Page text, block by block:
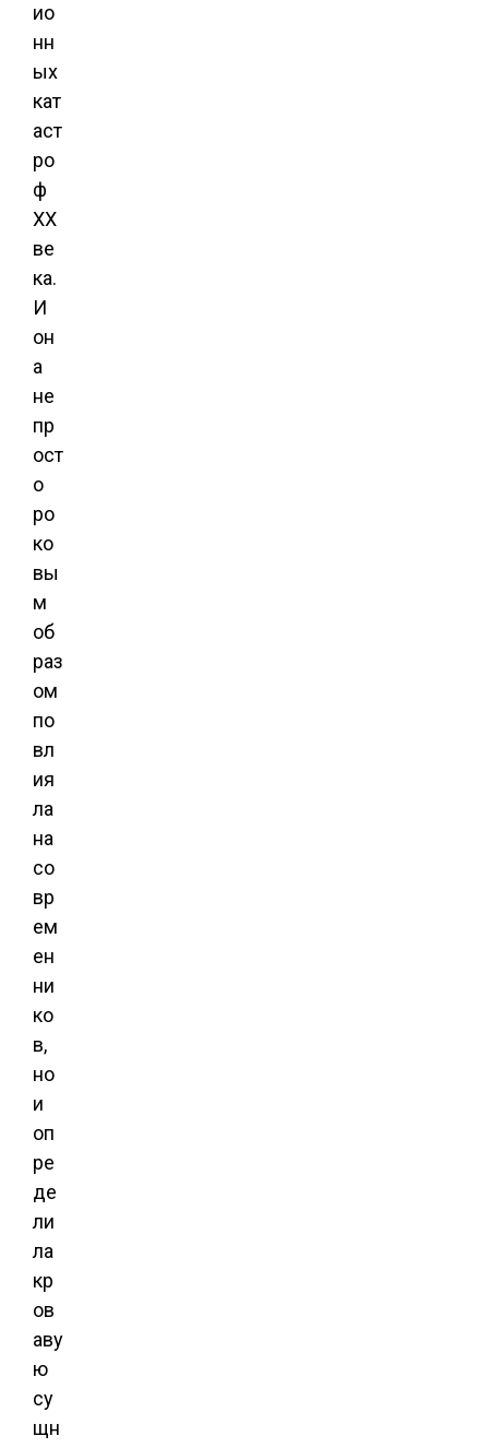
ио
нн
ых
кат
аст
ро
ф
ХХ
ве
ка.
И
он
а
не
пр
ост
о
ро
ко
вы
м
об
раз
ом
по
вл
ия
ла
на
со
вр
ем
ен
ни
ко
в,
но
и
оп
ре
де
ли
ла
кр
ов
аву
ю
су
щн